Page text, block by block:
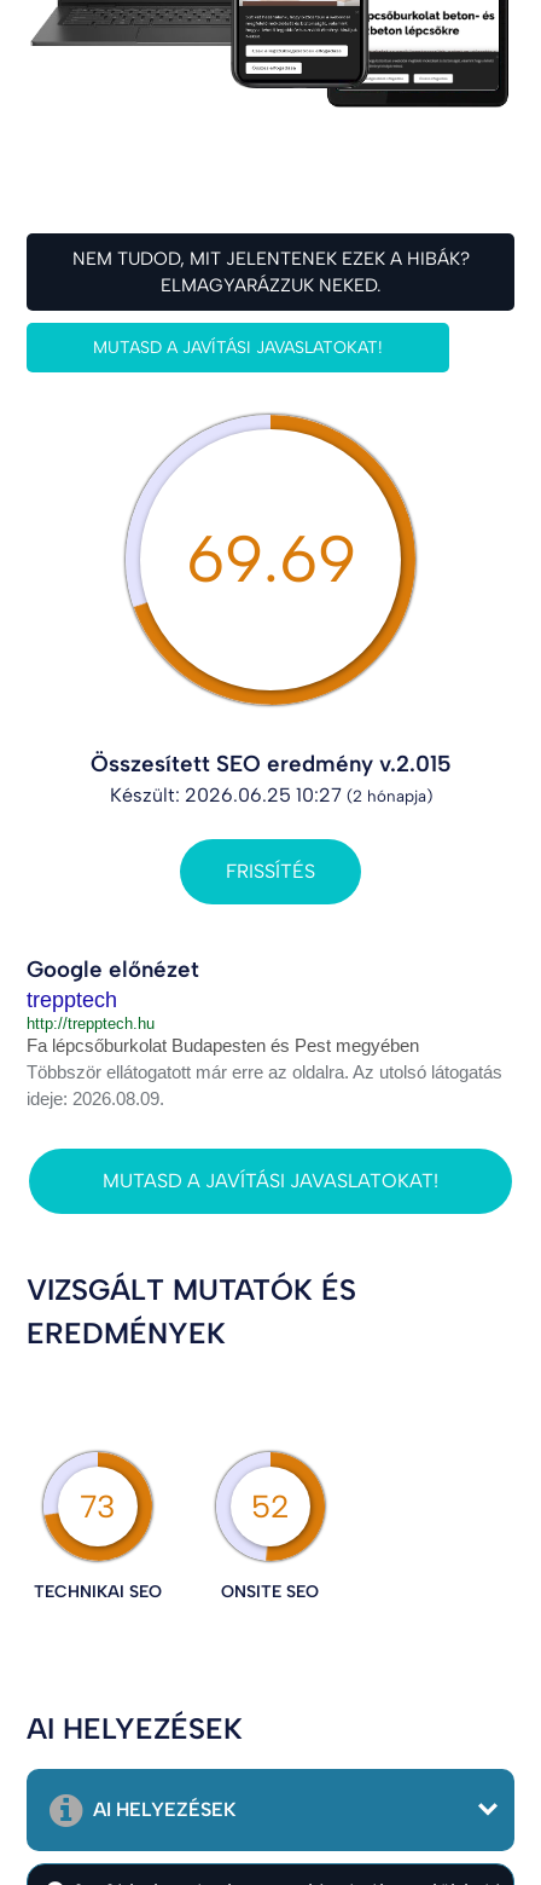
NEM TUDOD, MIT JELENTENEK EZEK A HIBÁK?
ELMAGYARÁZZUK NEKED.
MUTASD A JAVÍTÁSI JAVASLATOKAT!
69.69
Összesített SEO eredmény v.2.015
Készült: 2026.06.25 10:27 (2 hónapja)
FRISSÍTÉS
Google előnézet
trepptech
http://trepptech.hu
Fa lépcsőburkolat Budapesten és Pest megyében
Többször ellátogatott már erre az oldalra. Az utolsó látogatás
ideje: 2026.08.09.
MUTASD A JAVÍTÁSI JAVASLATOKAT!
VIZSGÁLT MUTATÓK ÉS
EREDMÉNYEK
73
TECHNIKAI SEO
52
ONSITE SEO
AI HELYEZÉSEK
AI HELYEZÉSEK